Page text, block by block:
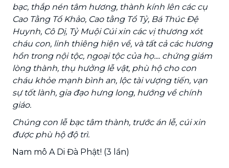
bạc, thắp nén tâm hương, thành kính lên các cụ
Cao Tằng Tổ Khảo, Cao tằng Tổ Tỷ, Bá Thúc Đệ
Huynh, Cô Dị, Tỷ Muội Cúi xin các vị thương xót
cháu con, linh thiêng hiện về, và tất cả các hương
hồn trong nội tộc, ngoại tộc của họ.... chứng giám
lòng thành, thụ hưởng lễ vật, phù hộ cho con
cháu khỏe mạnh bình an, lộc tài vượng tiến, vạn
sự tốt lành, gia đạo hưng long, hướng về chính
giáo.
Chúng con lễ bạc tâm thành, trước án lễ, cúi xin
được phù hộ độ trì.
Nam mô A Di Đà Phật! (3 lần)